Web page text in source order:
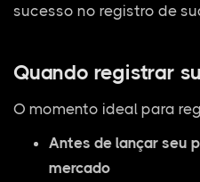
sucesso no registro de
Quando registrar
O momento ideal para
Antes de lançar seu
mercado